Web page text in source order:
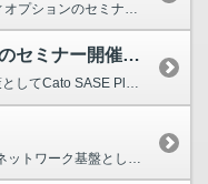
4月から追加された、新しいAIセキュリティオプションのセミナーも開催しています。 2026年4月10日（月） 13:00～14:00（受付開始 12：45～） 〈CATO Cloud入門セミ...
Cato SASE Cloudの2026年2月のセミナー開催日を教えてください。
ランサムウェア対策や脱SSL-VPNの解決策としてCato SASE Platformへの導入が増えています。 なぜCatoが選ばれるのか？わかりやすく目的別に利点をご説明させて頂きます。 ...
Cato SASE Platfomは組織のゼロトラストネットワーク基盤として、ネットワーク最適化機能と最新のサイバーセキュリティ機能をクラウドで実現します。 こんな課題ありませんか？ ...